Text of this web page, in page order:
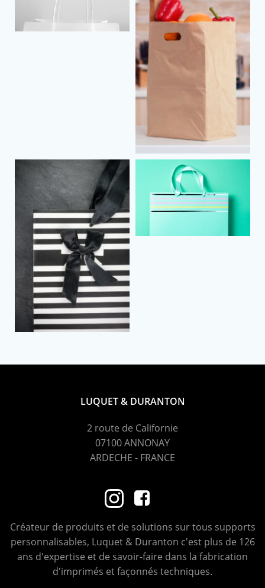
LUQUET & DURANTON
2 route de Californie
07100 ANNONAY
ARDECHE - FRANCE
Créateur de produits et de solutions sur tous supports
personnalisables, Luquet & Duranton c'est plus de 126
ans d'expertise et de savoir-faire dans la fabrication
d'imprimés et façonnés techniques.